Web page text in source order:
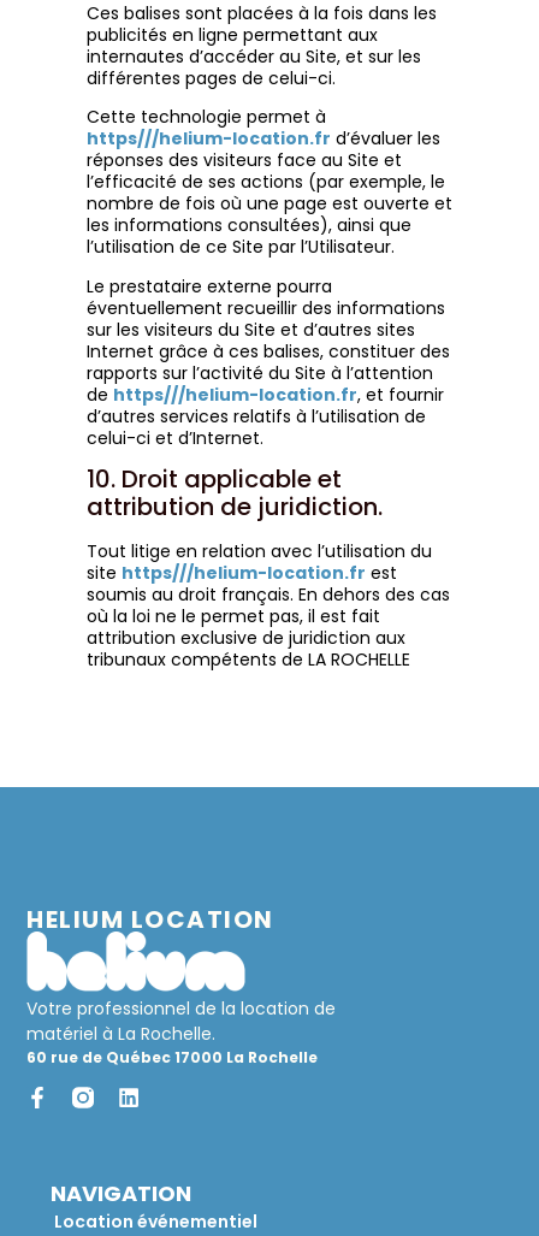
Ces balises sont placées à la fois dans les
publicités en ligne permettant aux
internautes d’accéder au Site, et sur les
différentes pages de celui-ci.
Cette technologie permet à
https///helium-location.fr d’évaluer les
réponses des visiteurs face au Site et
l’efficacité de ses actions (par exemple, le
nombre de fois où une page est ouverte et
les informations consultées), ainsi que
l’utilisation de ce Site par l’Utilisateur.
Le prestataire externe pourra
éventuellement recueillir des informations
sur les visiteurs du Site et d’autres sites
Internet grâce à ces balises, constituer des
rapports sur l’activité du Site à l’attention
de https///helium-location.fr, et fournir
d’autres services relatifs à l’utilisation de
celui-ci et d’Internet.
10. Droit applicable et
attribution de juridiction.
Tout litige en relation avec l’utilisation du
site https///helium-location.fr est
soumis au droit français. En dehors des cas
où la loi ne le permet pas, il est fait
attribution exclusive de juridiction aux
tribunaux compétents de LA ROCHELLE
HELIUM LOCATION
Votre professionnel de la location de
matériel à La Rochelle.
60 rue de Québec 17000 La Rochelle
NAVIGATION
Location événementiel